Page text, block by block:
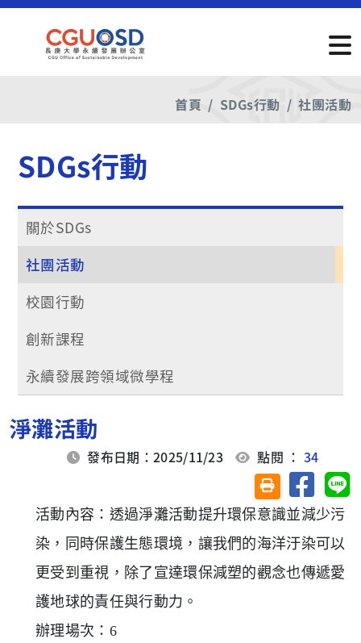
首頁 SDGs行動 社團活動
SDGs行動
關於SDGs
社團活動
校園行動
創新課程
永續發展跨領域微學程
淨灘活動
發布日期：2025/11/23 點閱 ：34
友善列印(另開視
分享至
活動內容：透過淨灘活動提升環保意識並減少污
染，同時保護生態環境，讓我們的海洋汙染可以
更受到重視，除了宣達環保減塑的觀念也傳遞愛
護地球的責任與行動力。
辦理場次：6